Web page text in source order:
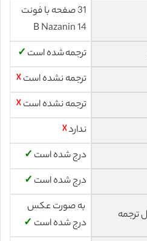
31 صفحه با فونت
14 B Nazanin
ترجمه شده است ✓
ترجمه نشده است☓
ترجمه نشده است☓
ندارد☓
درج شده است ✓
درج شده است ✓
ترجمه
به صورت عکس
درج شده است ✓